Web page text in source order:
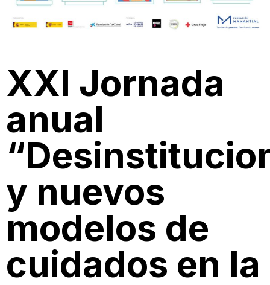
XXI Jornada
anual
y nuevos
modelos de
cuidados en la